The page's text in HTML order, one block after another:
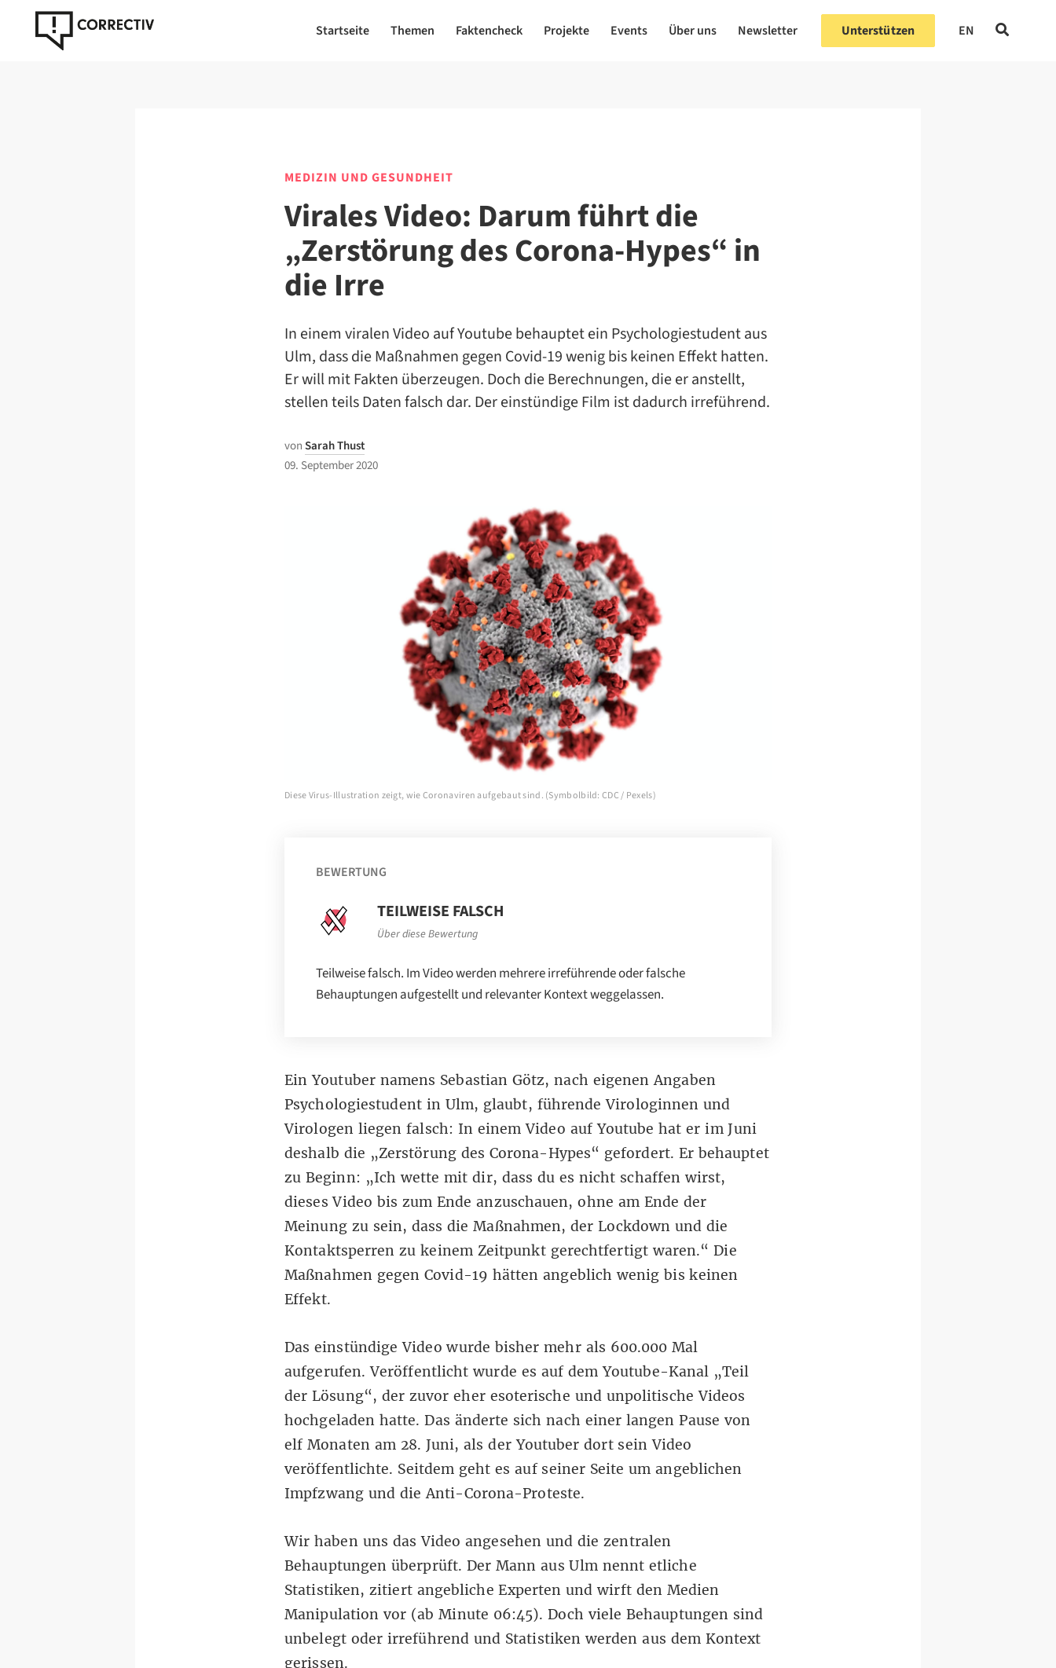
Startseite Themen Faktencheck Projekte Events Über uns Newsletter Unterstützen EN
MEDIZIN UND GESUNDHEIT
Virales Video: Darum führt die
„Zerstörung des Corona-Hypes“ in
die Irre
In einem viralen Video auf Youtube behauptet ein Psychologiestudent aus
Ulm, dass die Maßnahmen gegen Covid-19 wenig bis keinen Effekt hatten.
Er will mit Fakten überzeugen. Doch die Berechnungen, die er anstellt,
stellen teils Daten falsch dar. Der einstündige Film ist dadurch irreführend.
vonSarah Thust
09. September 2020
Diese Virus-Illustration zeigt, wie Coronaviren aufgebaut sind. (Symbolbild: CDC / Pexels)
BEWERTUNG
TEILWEISE FALSCH
Über diese Bewertung
Teilweise falsch. Im Video werden mehrere irreführende oder falsche
Behauptungen aufgestellt und relevanter Kontext weggelassen.
Ein Youtuber namens Sebastian Götz, nach eigenen Angaben
Psychologiestudent in Ulm, glaubt, führende Virologinnen und
Virologen liegen falsch: In einemVideo auf Youtube hat er im Juni
deshalb die „Zerstörung des Corona-Hypes“ gefordert. Er behauptet
zu Beginn: „Ich wette mit dir, dass du es nicht schaffen wirst,
dieses Video bis zum Ende anzuschauen, ohne am Ende der
Meinung zu sein, dass die Maßnahmen, der Lockdown und die
Kontaktsperren zu keinem Zeitpunkt gerechtfertigt waren.“ Die
Maßnahmen gegen Covid-19 hätten angeblich wenig bis keinen
Effekt.
Das einstündige Video wurde bisher mehr als 600.000 Mal
aufgerufen. Veröffentlicht wurde es auf dem Youtube-Kanal „Teil
der Lösung“, der zuvor eher esoterische und unpolitische Videos
hochgeladen hatte. Das änderte sich nach einer langen Pause von
elf Monaten am 28. Juni, als der Youtuber dort sein Video
veröffentlichte. Seitdem geht es auf seiner Seite um angeblichen
Impfzwangund dieAnti-Corona-Proteste.
Wir haben uns das Video angesehen und die zentralen
Behauptungen überprüft. Der Mann aus Ulm nennt etliche
Statistiken, zitiert angebliche Experten und wirft den Medien
Manipulation vor (ab Minute 06:45). Doch viele Behauptungen sind
unbelegt oder irreführend und Statistiken werden aus dem Kontext
gerissen.